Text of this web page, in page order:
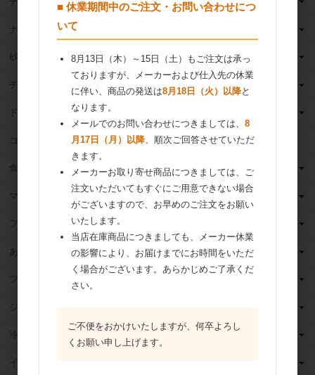
ナッツ
砂糖
チョコレート
ドライフルーツ
食用油
マーガリン
フィリング
あんこ
フルーツ（果物）缶詰
ジャム
冷凍フルーツ
イースト・酵母
■ 休業期間中のご注文・お問い合わせにつ
いて
8月13日（木）～15日（土）もご注文は承っ
ておりますが、メーカーおよび仕入先の休業
に伴い、商品の発送は8月18日（火）以降と
なります。
メールでのお問い合わせにつきましては、 8
月17日（月）以降、順次ご回答させていただ
きます。
メーカーお取り寄せ商品につきましては、ご
注文いただいてもすぐにご用意できない場合
がございますので、お早めのご注文をお願い
いたします。
当店在庫商品につきましても、メーカー休業
の影響により、お届けまでにお時間をいただ
く場合がございます。あらかじめご了承くだ
さい。
ご不便をおかけいたしますが、何卒よろし
くお願い申し上げます。